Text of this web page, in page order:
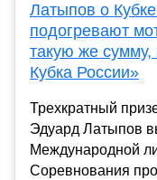
Латыпов о
подогревают
такую же сумму,
Кубка России»
Трехкратный
Эдуард Латыпов
Международной
Соревнования